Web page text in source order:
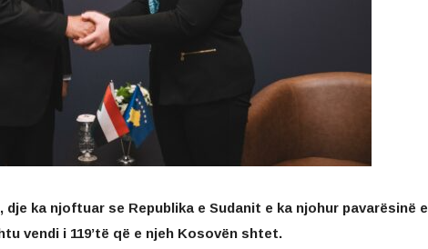
ka njoftuar se Republika e Sudanit e ka njohur pavarësinë e
vendi i 119’të që e njeh Kosovën shtet.